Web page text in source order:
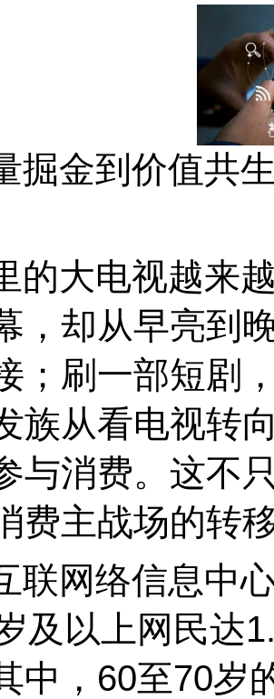
掘金到价值共
的大电视越来
，却从早亮到
；刷一部短剧
族从看电视转
与消费。这不
费主战场的转
联网络信息中
及以上网民达
中，60至70岁